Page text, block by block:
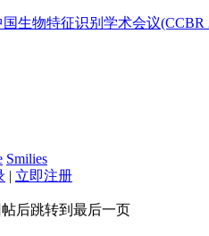
生物特征识别学术会议(CCBR
Smilies
| 立即注册
帖后跳转到最后一页